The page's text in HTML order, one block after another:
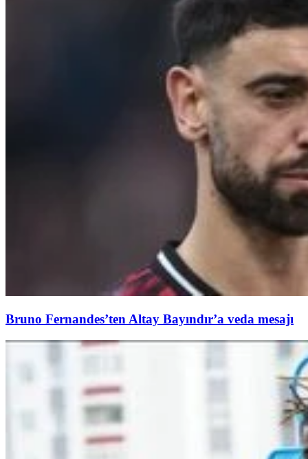
Bruno Fernandes’ten Altay Bayındır’a veda mesajı